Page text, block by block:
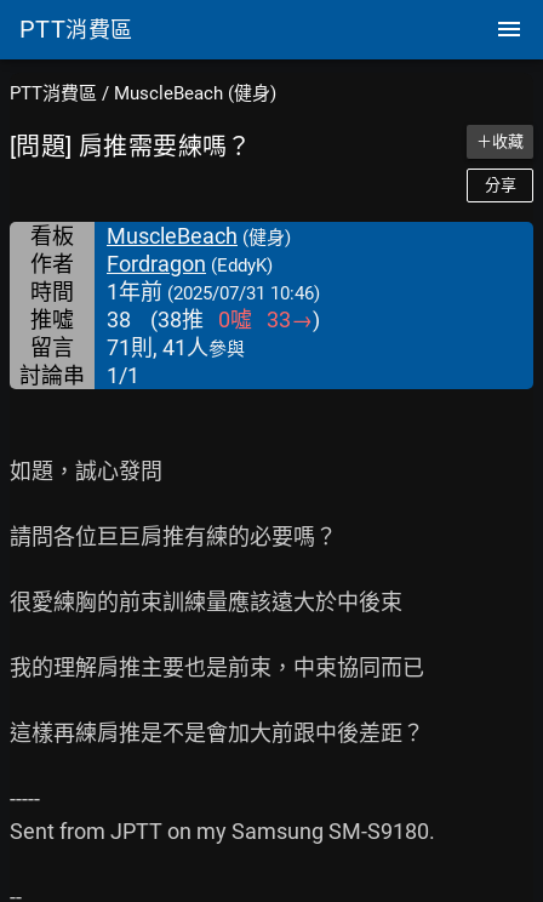
PTT消費區
PTT消費區 / MuscleBeach (健身)
[問題] 肩推需要練嗎？ ＋收藏
分享
看板 MuscleBeach (健身)
作者 Fordragon (EddyK)
時間 1年前 (2025/07/31 10:46)
推噓 38 (38推 0噓 33→)
留言
71則, 41人參與
討論串 1/1
如題，誠心發問
請問各位巨巨肩推有練的必要嗎？
很愛練胸的前束訓練量應該遠大於中後束
我的理解肩推主要也是前束，中束協同而已
這樣再練肩推是不是會加大前跟中後差距？
-----
Sent from JPTT on my Samsung SM-S9180.